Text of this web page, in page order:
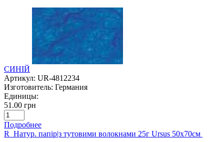
СИНІЙ
Артикул: UR-4812234
Изготовитель: Германия
Единицы:
51.00 грн
Подробнее
R Натур. папір|з тутовими волокнами 25г Ursus 50х70см